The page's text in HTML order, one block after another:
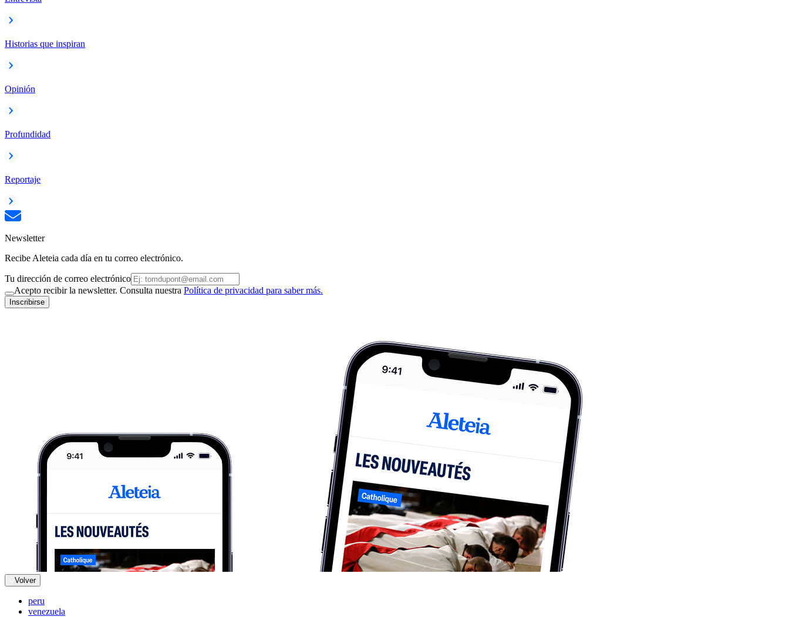
Historias que inspiran
Opinión
Profundidad
Reportaje
Newsletter
Recibe Aleteia cada día en tu correo electrónico.
Tu dirección de correo electrónico
Acepto recibir la newsletter. Consulta nuestra Política de privacidad para saber más.
Inscribirse
Volver
peru
venezuela